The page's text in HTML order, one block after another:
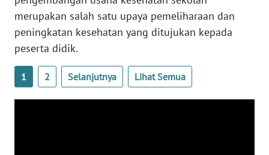
merupakan salah satu upaya pemeliharaan dan
peningkatan kesehatan yang ditujukan kepada
peserta didik.
1 2 Selanjutnya Lihat Semua
WN
JATIM
WN